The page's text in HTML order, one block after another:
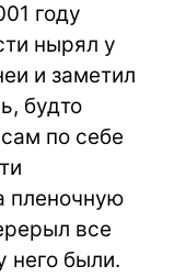
году
нырял у
и заметил
будто
по себе
пленочную
все
него были.